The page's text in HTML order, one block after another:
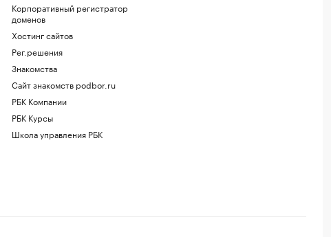
Корпоративный регистратор
доменов
Хостинг сайтов
Рег.решения
Знакомства
Сайт знакомств podbor.ru
РБК Компании
РБК Курсы
Школа управления РБК